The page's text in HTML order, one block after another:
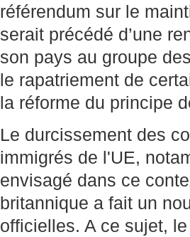
référendum sur le
serait précédé d’une
son pays au groupe
le rapatriement de
la réforme du principe
Le durcissement des
immigrés de l'UE,
envisagé dans ce
britannique a fait un
officielles. A ce sujet,